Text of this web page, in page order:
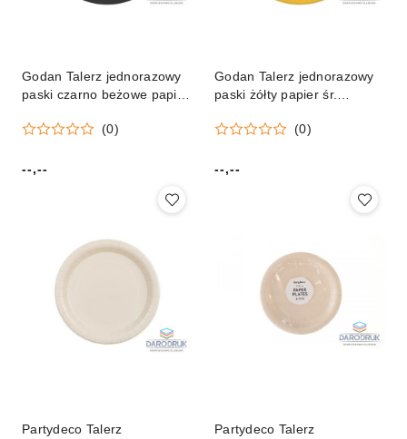
Godan Talerz jednorazowy
paski czarno beżowe papier
(PG-TPA3)
(0)
Cena:
--,--
Godan Talerz jednorazowy
paski żółty papier śr.
TPA1)
(0)
Cena:
--,--
Partydeco Talerz
Partydeco Talerz